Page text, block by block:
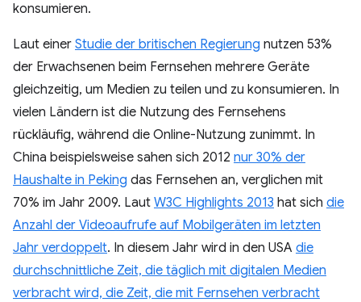
konsumieren.
Laut einer Studie der britischen Regierung nutzen 53%
der Erwachsenen beim Fernsehen mehrere Geräte
gleichzeitig, um Medien zu teilen und zu konsumieren. In
vielen Ländern ist die Nutzung des Fernsehens
rückläufig, während die Online-Nutzung zunimmt. In
China beispielsweise sahen sich 2012 nur 30% der
Haushalte in Peking das Fernsehen an, verglichen mit
70% im Jahr 2009. Laut W3C Highlights 2013 hat sich die
Anzahl der Videoaufrufe auf Mobilgeräten im letzten
Jahr verdoppelt. In diesem Jahr wird in den USA die
durchschnittliche Zeit, die täglich mit digitalen Medien
verbracht wird, die Zeit, die mit Fernsehen verbracht